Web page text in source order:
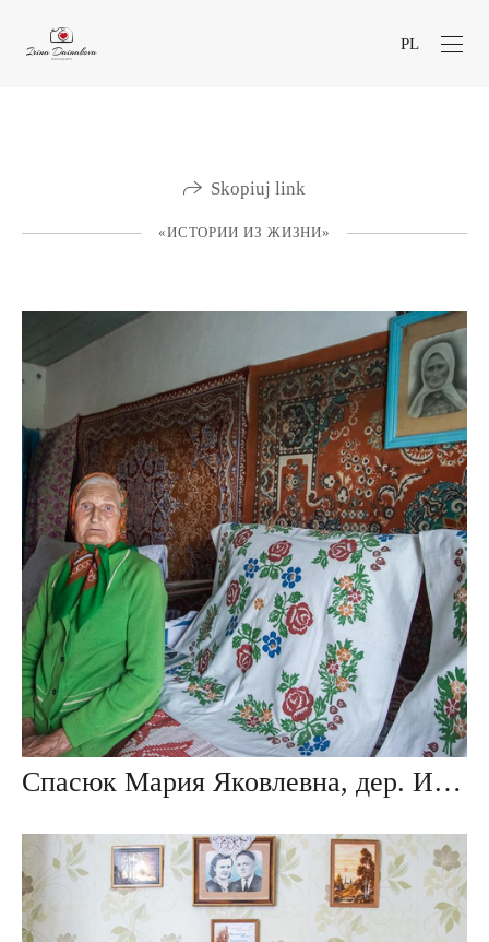
PL
Skopiuj link
«ИСТОРИИ ИЗ ЖИЗНИ»
Спасюк Мария Яковлевна, дер. Ивезь, Беларусь